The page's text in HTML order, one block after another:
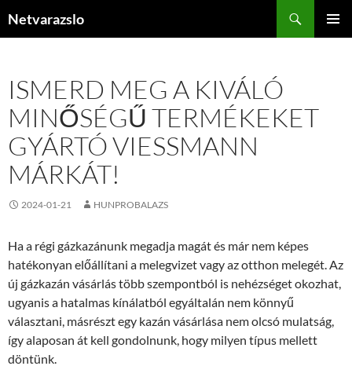
Netvarazslo
ISMERD MEG A KIVÁLÓ
MINŐSÉGŰ TERMÉKEKET
GYÁRTÓ VIESSMANN
MÁRKÁT!
2024-01-21 HUNPROBALAZS
Ha a régi gázkazánunk megadja magát és már nem képes
hatékonyan előállítani a melegvizet vagy az otthon melegét. Az
új gázkazán vásárlás több szempontból is nehézséget okozhat,
ugyanis a hatalmas kínálatból egyáltalán nem könnyű
választani, másrészt egy kazán vásárlása nem olcsó mulatság,
így alaposan át kell gondolnunk, hogy milyen típus mellett
döntünk.